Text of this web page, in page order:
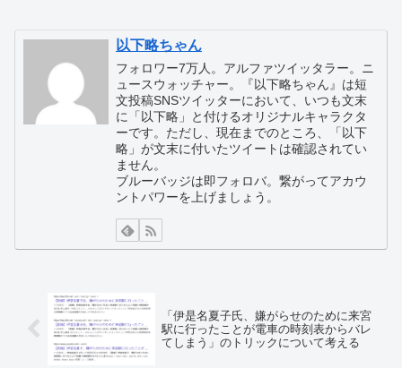
以下略ちゃん
フォロワー7万人。アルファツイッタラー。ニ
ュースウォッチャー。『以下略ちゃん』は短
文投稿SNSツイッターにおいて、いつも文末
に「以下略」と付けるオリジナルキャラクタ
ーです。ただし、現在までのところ、「以下
略」が文末に付いたツイートは確認されてい
ません。
ブルーバッジは即フォロバ。繋がってアカウ
ントパワーを上げましょう。
「伊是名夏子氏、嫌がらせのために来宮
駅に行ったことが電車の時刻表からバレ
てしまう」のトリックについて考える